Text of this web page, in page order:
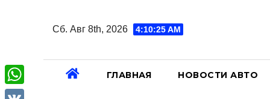
Сб. Авг 8th, 2026 4:10:26 AM
ГЛАВНАЯ НОВОСТИ АВТО
W